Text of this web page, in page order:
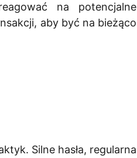
na potencjalne
aby być na bieżąco
Silne hasła, regularna